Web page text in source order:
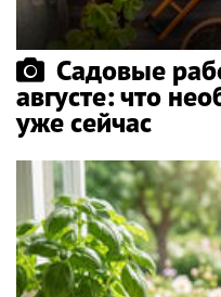
Садовые
августе: что
уже сейчас